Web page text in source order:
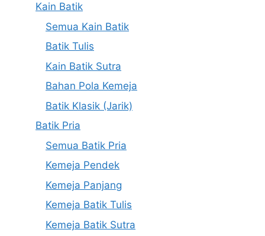
Kain Batik
Semua Kain Batik
Batik Tulis
Kain Batik Sutra
Bahan Pola Kemeja
Batik Klasik (Jarik)
Batik Pria
Semua Batik Pria
Kemeja Pendek
Kemeja Panjang
Kemeja Batik Tulis
Kemeja Batik Sutra